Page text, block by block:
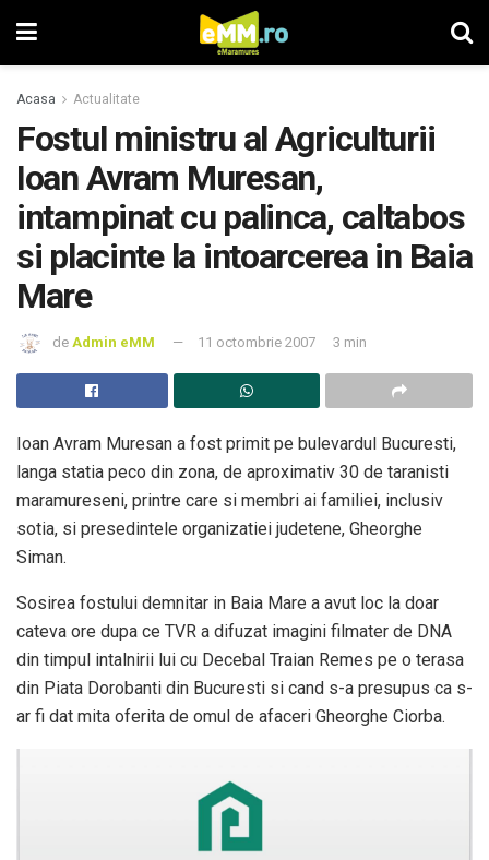
Acasa Actualitate
Fostul ministru al Agriculturii
Ioan Avram Muresan,
intampinat cu palinca, caltabos
si placinte la intoarcerea in Baia
Mare
de Admin eMM 11 octombrie 2007 3 min
Ioan Avram Muresan a fost primit pe bulevardul Bucuresti,
langa statia peco din zona, de aproximativ 30 de taranisti
maramureseni, printre care si membri ai familiei, inclusiv
sotia, si presedintele organizatiei judetene, Gheorghe
Siman.
Sosirea fostului demnitar in Baia Mare a avut loc la doar
cateva ore dupa ce TVR a difuzat imagini filmater de DNA
din timpul intalnirii lui cu Decebal Traian Remes pe o terasa
din Piata Dorobanti din Bucuresti si cand s-a presupus ca s-
ar fi dat mita oferita de omul de afaceri Gheorghe Ciorba.